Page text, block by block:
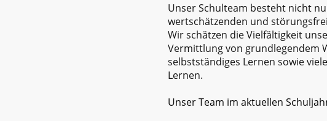
Unser Schulteam besteht nicht
wertschätzenden und
Wir schätzen die Vielfältigkeit
Vermittlung von grundlegendem
selbstständiges Lernen sowie
Lernen.
Unser Team im aktuellen